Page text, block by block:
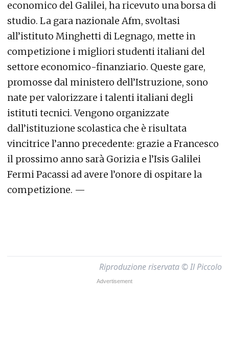
economico del Galilei, ha ricevuto una borsa di
studio. La gara nazionale Afm, svoltasi
all’istituto Minghetti di Legnago, mette in
competizione i migliori studenti italiani del
settore economico-finanziario. Queste gare,
promosse dal ministero dell’Istruzione, sono
nate per valorizzare i talenti italiani degli
istituti tecnici. Vengono organizzate
dall’istituzione scolastica che è risultata
vincitrice l’anno precedente: grazie a Francesco
il prossimo anno sarà Gorizia e l’Isis Galilei
Fermi Pacassi ad avere l’onore di ospitare la
competizione. —
Riproduzione riservata © Il Piccolo